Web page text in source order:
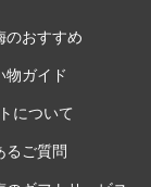
のおすすめ
物ガイド
について
るご質問